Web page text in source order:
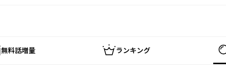
無料話増量 ランキング